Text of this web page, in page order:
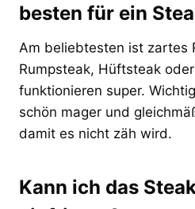
besten für ein
Am beliebtesten ist zartes
Rumpsteak, Hüftsteak
funktionieren super.
schön mager und
damit es nicht zäh wird.
Kann ich das